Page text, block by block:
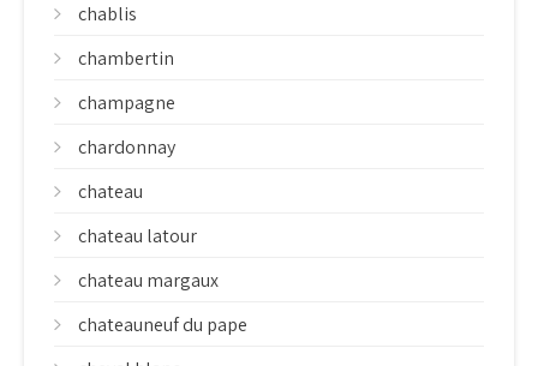
chablis
chambertin
champagne
chardonnay
chateau
chateau latour
chateau margaux
chateauneuf du pape